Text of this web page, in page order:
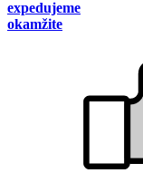
expedujeme
okamžite